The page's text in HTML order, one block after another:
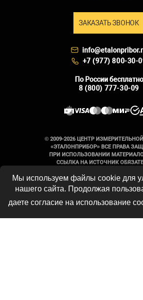
ЗАКАЗАТЬ ЗВОНОК
+7 (977) 800-30-
По России бесплатно
8 (800) 777-30-09
© 2009-2026 ЦЕНТР
«ЭТАЛОНПРИБОР» ВСЕ ПРАВА
ПРИ ИСПОЛЬЗОВАНИИ
ССЫЛКА НА ИСТОЧНИК
Вся информация на сайте
справочный характер и не
публичной офертой,
положениями Статьи 437
Мы используем файлы cookie для
нашего сайта. Продолжая
даете согласие на использование